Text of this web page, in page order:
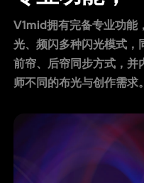
V1mid拥有完备专业功能
光、频闪多种闪光模式，
前帘、后帘同步方式，
师不同的布光与创作需求。